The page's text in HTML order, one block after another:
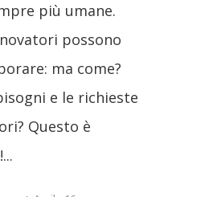
più umane.
possono
ma come?
e le richieste
Questo è